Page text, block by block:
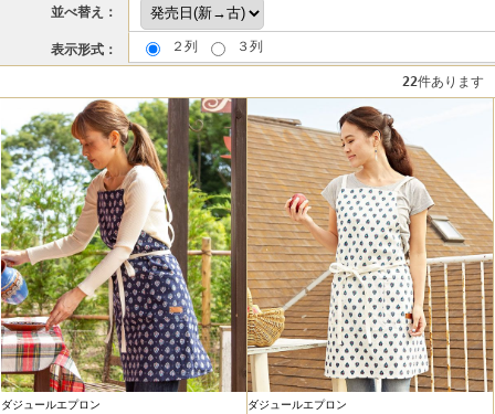
並べ替え：
表示形式： ２列 ３列
22件あります
ダジュールエプロン ダジュールエプロン